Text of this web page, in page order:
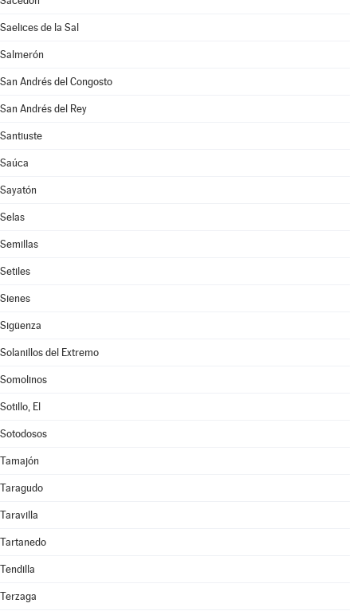
Saelices de la Sal
Salmerón
San Andrés del Congosto
San Andrés del Rey
Santiuste
Saúca
Sayatón
Selas
Semillas
Setiles
Sienes
Sigüenza
Solanillos del Extremo
Somolinos
Sotillo, El
Sotodosos
Tamajón
Taragudo
Taravilla
Tartanedo
Tendilla
Terzaga